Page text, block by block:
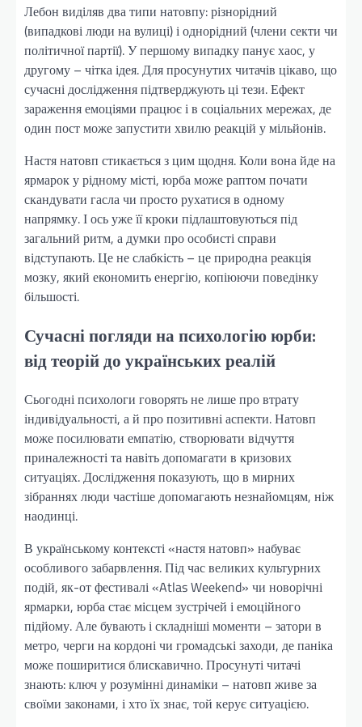
Лебон виділяв два типи натовпу: різнорідний
(випадкові люди на вулиці) і однорідний (члени секти чи
політичної партії). У першому випадку панує хаос, у
другому – чітка ідея. Для просунутих читачів цікаво, що
сучасні дослідження підтверджують ці тези. Ефект
зараження емоціями працює і в соціальних мережах, де
один пост може запустити хвилю реакцій у мільйонів.
Настя натовп стикається з цим щодня. Коли вона йде на
ярмарок у рідному місті, юрба може раптом почати
скандувати гасла чи просто рухатися в одному
напрямку. І ось уже її кроки підлаштовуються під
загальний ритм, а думки про особисті справи
відступають. Це не слабкість – це природна реакція
мозку, який економить енергію, копіюючи поведінку
більшості.
Сучасні погляди на психологію юрби:
від теорій до українських реалій
Сьогодні психологи говорять не лише про втрату
індивідуальності, а й про позитивні аспекти. Натовп
може посилювати емпатію, створювати відчуття
приналежності та навіть допомагати в кризових
ситуаціях. Дослідження показують, що в мирних
зібраннях люди частіше допомагають незнайомцям, ніж
наодинці.
В українському контексті «настя натовп» набуває
особливого забарвлення. Під час великих культурних
подій, як-от фестивалі «Atlas Weekend» чи новорічні
ярмарки, юрба стає місцем зустрічей і емоційного
підйому. Але бувають і складніші моменти – затори в
метро, черги на кордоні чи громадські заходи, де паніка
може поширитися блискавично. Просунуті читачі
знають: ключ у розумінні динаміки – натовп живе за
своїми законами, і хто їх знає, той керує ситуацією.